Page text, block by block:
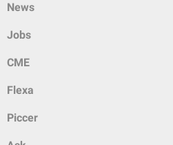
News
Jobs
CME
Flexa
Piccer